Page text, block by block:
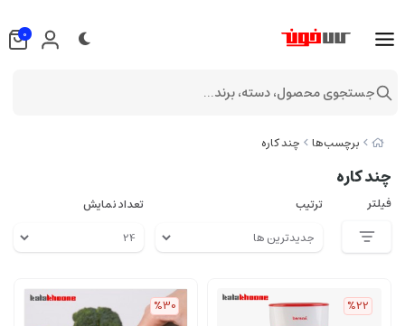
برچسب‌ها چند کاره
چند کاره
فیلتر ترتیب تعداد نمایش
%22
%30
0
جستجوی محصول، دسته، برند...